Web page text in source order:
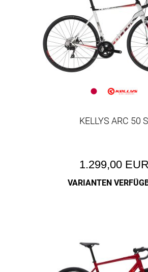
KELLYS ARC 50 S
1.299,00 EUR
VARIANTEN